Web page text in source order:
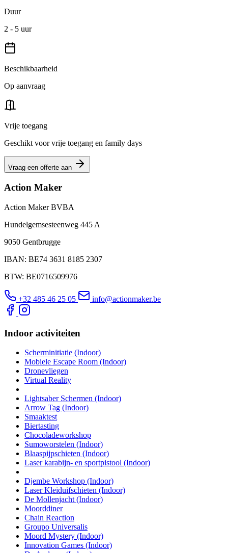
Duur
2 - 5 uur
Beschikbaarheid
Op aanvraag
Vrije toegang
Geschikt voor vrije toegang en family days
Vraag een offerte aan
Action Maker
Action Maker BVBA
Hundelgemsesteenweg 445 A
9050 Gentbrugge
IBAN: BE74 3631 8185 2307
BTW: BE0716509976
+32 485 46 25 05 info@actionmaker.be
Indoor activiteiten
Scherminitiatie (Indoor)
Mobiele Escape Room (Indoor)
Dronevliegen
Virtual Reality
Lightsaber Schermen (Indoor)
Arrow Tag (Indoor)
Smaaktest
Biertasting
Chocoladeworkshop
Sumoworstelen (Indoor)
Blaaspijpschieten (Indoor)
Laser karabijn- en sportpistool (Indoor)
Djembe Workshop (Indoor)
Laser Kleiduifschieten (Indoor)
De Mollenjacht (Indoor)
Moorddiner
Chain Reaction
Groupo Universalis
Moord Mystery (Indoor)
Innovation Games (Indoor)